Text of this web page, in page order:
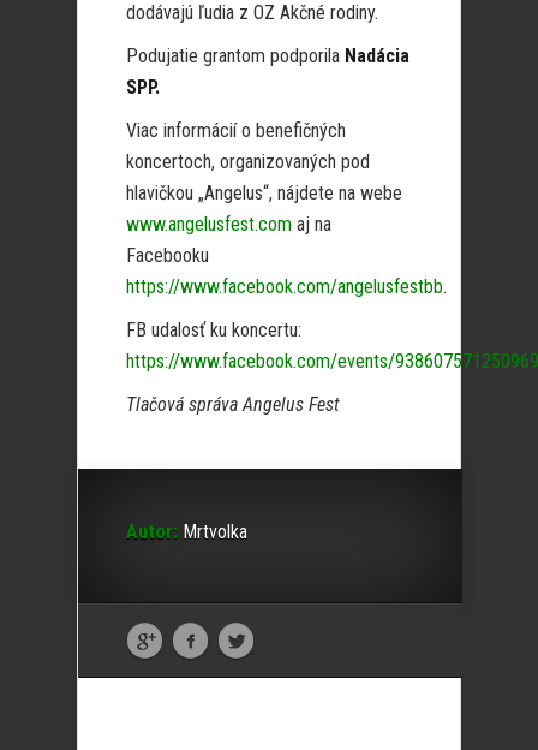
dodávajú ľudia z OZ Akčné rodiny.
Podujatie grantom podporila Nadácia
SPP.
Viac informácií o benefičných
koncertoch, organizovaných pod
hlavičkou „Angelus“, nájdete na webe
www.angelusfest.com aj na
Facebooku
https://www.facebook.com/angelusfestbb.
FB udalosť ku koncertu:
https://www.facebook.com/events/938607571250969
Tlačová správa Angelus Fest
Autor: Mrtvolka